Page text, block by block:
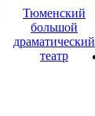
Тюменский
большой
драматический
театр